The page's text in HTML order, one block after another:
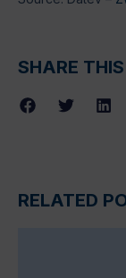
SHARE
RELATED